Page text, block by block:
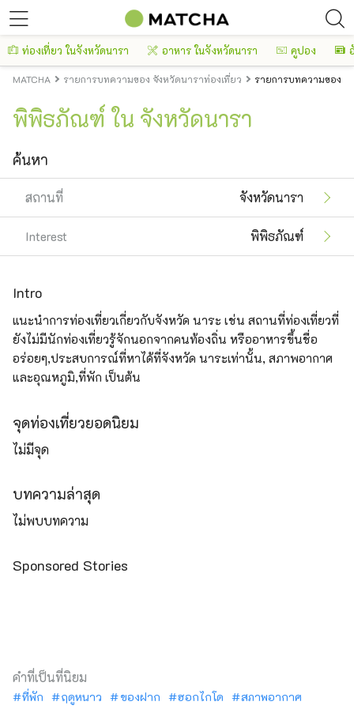
ท่องเที่ยว ในจังหวัดนารา อาหาร ในจังหวัดนารา คูปอง
MATCHA รายการบทความของ จังหวัดนาราท่องเที่ยว รายการบทความของ
พิพิธภัณฑ์ ใน จังหวัดนารา
ค้นหา
สถานที่ จังหวัดนารา
Interest พิพิธภัณฑ์
Intro
แนะนำการท่องเที่ยวเกี่ยวกับจังหวัด นาระ เช่น สถานที่ท่องเที่ยวที่
ยังไม่มีนักท่องเที่ยวรู้จักนอกจากคนท้องถิ่น หรืออาหารขึ้นชื่อ
อร่อยๆ,ประสบการณ์ที่หาได้ที่จังหวัด นาระเท่านั้น, สภาพอากาศ
และอุณหภูมิ,ที่พัก เป็นต้น
จุดท่องเที่ยวยอดนิยม
ไม่มีจุด
บทความล่าสุด
ไม่พบบทความ
Sponsored Stories
คำที่เป็นที่นิยม
ที่พัก ฤดูหนาว ของฝาก ฮอกไกโด
สภาพอากาศ